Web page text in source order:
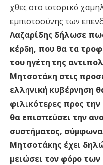
χθες στο ιστορικό
εμπιστοσύνης των
Λαζαρίδης δήλωσε
κέρδη, που θα τα
του ηγέτη της
Μητσοτάκη στις
ελληνική κυβέρνηση
φιλικότερες προς
θα επισπεύσει την
συστήματος, σύμφωνα
Μητσοτάκης έχει
μειώσει τον φόρο των